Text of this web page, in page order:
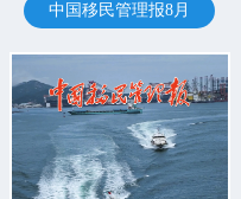
中国移民管理报8月